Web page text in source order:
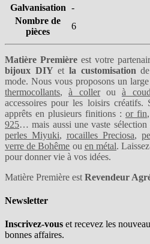
Galvanisation -
Nombre de
pièces
6
Matière Première est votre
bijoux DIY etla customisation
mode. Nous vous proposons un
thermocollants,à collerouà
accessoires pour les loisirs créatifs.
apprêts en plusieurs finitions : or fin,
925… mais aussi une vaste sélection
perles Miyuki, rocailles Preciosa,
verre de Bohême ou en métal.
pour donner vie à vos idées.
Matière Première est Revendeur
Newsletter
Inscrivez-vous et recevez les
bonnes affaires.